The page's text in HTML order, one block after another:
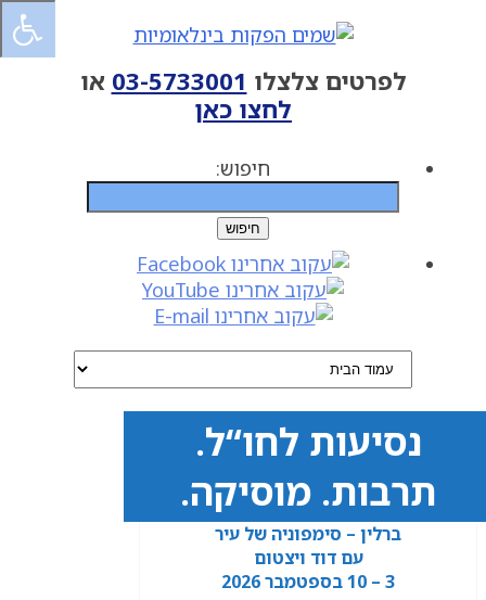
לפרטים צלצלו 03-5733001 או
לחצו כאן
חיפוש:
נסיעות לחו“ל.
תרבות. מוסיקה.
ברלין – סימפוניה של עיר
עם דוד ויצטום
3 – 10 בספטמבר 2026